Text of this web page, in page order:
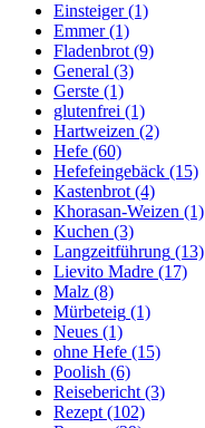
Einsteiger(1)
Emmer(1)
Fladenbrot (9)
General (3)
Gerste (1)
glutenfrei (1)
Hartweizen (2)
Hefe (60)
Hefefeingebäck (15)
Kastenbrot (4)
Khorasan-Weizen (1)
Kuchen (3)
Langzeitführung (13)
Lievito Madre (17)
Malz (8)
Mürbeteig (1)
Neues (1)
ohne Hefe (15)
Poolish (6)
Reisebericht (3)
Rezept (102)